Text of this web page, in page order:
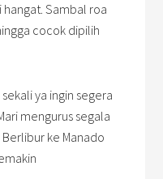
Sambal roa
cocok dipilih
ya ingin segera
mengurus segala
ke Manado